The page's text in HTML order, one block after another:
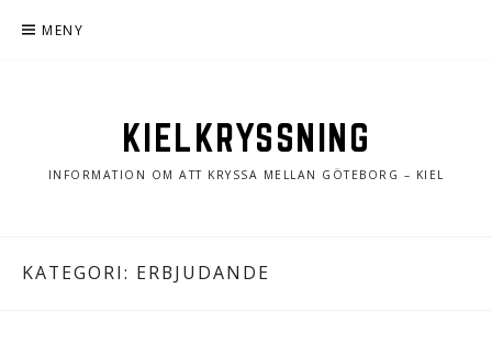
MENY
KIELKRYSSNING
INFORMATION OM ATT KRYSSA MELLAN GÖTEBORG – KIEL
KATEGORI: ERBJUDANDE